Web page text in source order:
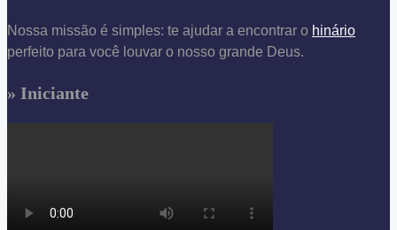
Nossa missão é simples: te ajudar a encontrar o hinário
perfeito para você louvar o nosso grande Deus.
» Iniciante